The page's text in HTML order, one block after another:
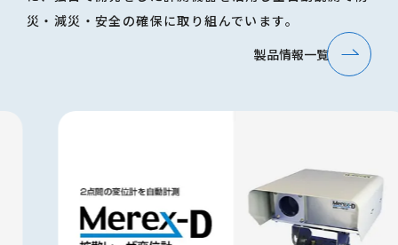
災・減災・安全の確保に取り組んでいます。
製品情報一覧